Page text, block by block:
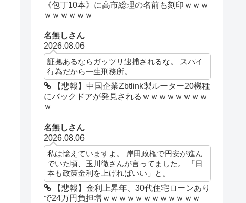
《包丁10本》に高市総理の名前も刻印ｗｗｗ
ｗｗｗｗｗｗ
名無しさん
2026.08.06
証拠あるならガッツリ逮捕されるな。 スパイ
行為だから一生刑務所。
【悲報】中国企業Zbtlink製ルーター20機種
にバックドアが発見されるｗｗｗｗｗｗｗｗ
ｗ
名無しさん
2026.08.06
私は憶えていますよ。 岸田政権で円安が進ん
でいた頃、玉川徹さんが言ってました。 「日
本も政策金利を上げればいい」と。
【悲報】金利上昇年、30代住宅ローンあり
で24万円負担増ｗｗｗｗｗｗｗｗｗｗｗｗ